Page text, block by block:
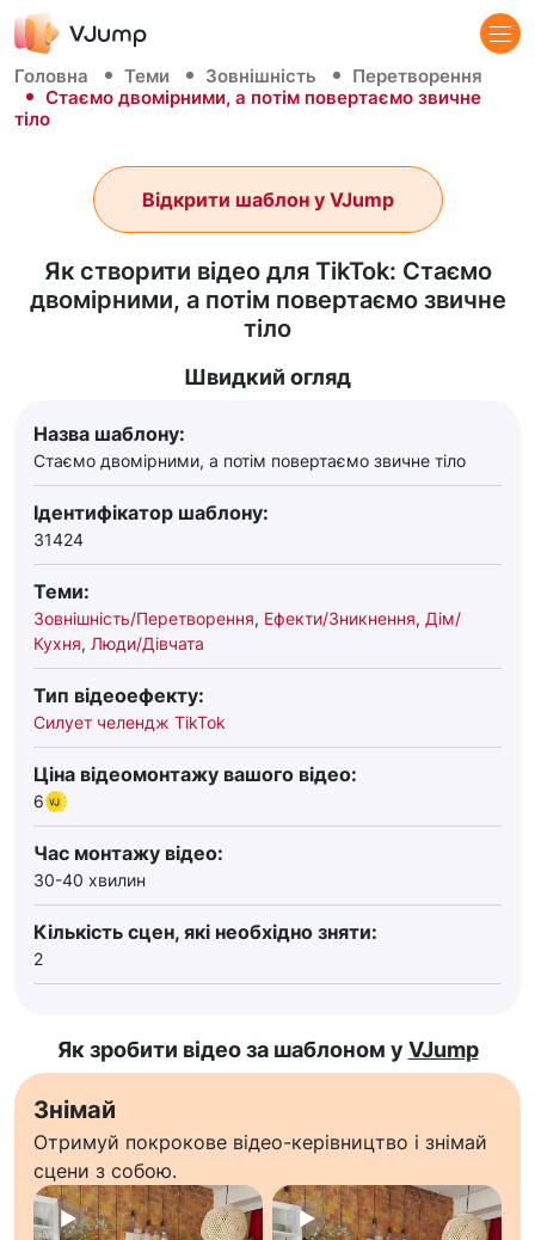
Головна Теми Зовнішність
Перетворення
Стаємо двомірними, а потім повертаємо звичне
тіло
Як створити відео для TikTok: Стаємо
двомірними, а потім повертаємо звичне
тіло
Відкрити шаблон у VJump
Швидкий огляд
Назва шаблону:
Стаємо двомірними, а потім повертаємо звичне тіло
Ідентифікатор шаблону:
31424
Теми:
Зовнішність/Перетворення, Ефекти/Зникнення, Дім/
Кухня, Люди/Дівчата
Тип відеоефекту:
Силует челендж TikTok
Ціна відеомонтажу вашого відео:
6
Час монтажу відео:
30-40 хвилин
Кількість сцен, які необхідно зняти:
2
Як зробити відео за шаблоном у VJump
Знімай
Отримуй покрокове відео-керівництво і знімай
сцени з собою.